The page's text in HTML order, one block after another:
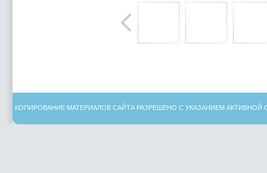
КОПИРОВАНИЕ МАТЕРИАЛОВ САЙТА РАЗРЕШЕНО С УКАЗАНИЕМ АКТИВНОЙ